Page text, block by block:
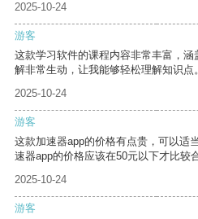
2025-10-24
游客
这款学习软件的课程内容非常丰富，
解非常生动，让我能够轻松理解知识点。
2025-10-24
游客
这款加速器app的价格有点贵，可以适
速器app的价格应该在50元以下才比较
2025-10-24
游客